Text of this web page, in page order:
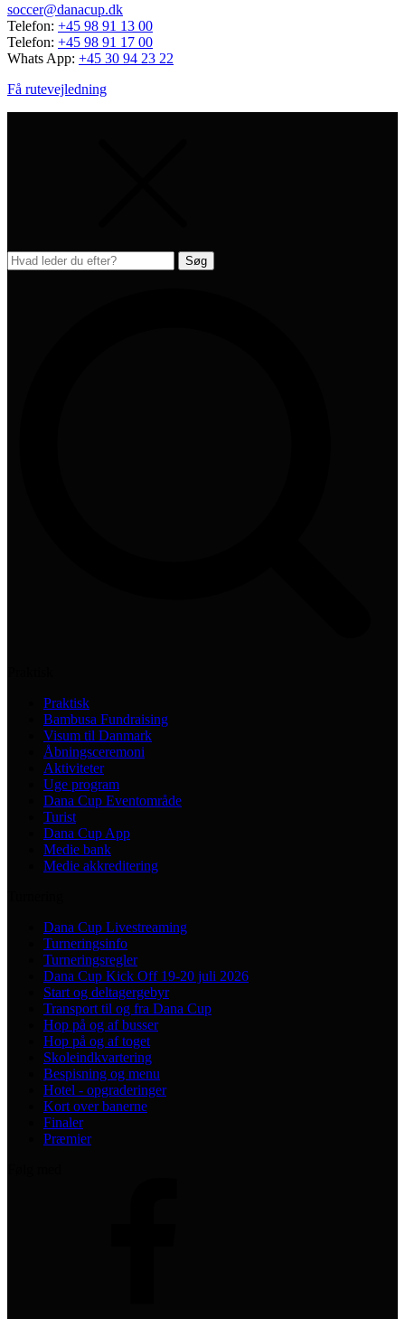
soccer@danacup.dk
Telefon: +45 98 91 13 00
Telefon: +45 98 91 17 00
Whats App: +45 30 94 23 22
Få rutevejledning
Praktisk
Bambusa Fundraising
Visum til Danmark
Åbningsceremoni
Aktiviteter
Uge program
Dana Cup Eventområde
Turist
Dana Cup App
Medie bank
Medie akkreditering
Dana Cup Livestreaming
Turneringsinfo
Turneringsregler
Dana Cup Kick Off 19-20 juli 2026
Start og deltagergebyr
Transport til og fra Dana Cup
Hop på og af busser
Hop på og af toget
Skoleindkvartering
Bespisning og menu
Hotel - opgraderinger
Kort over banerne
Finaler
Præmier